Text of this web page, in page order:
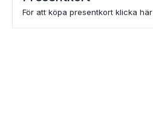
För att köpa presentkort klicka här